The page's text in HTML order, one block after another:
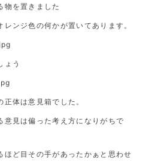
物を置きました
ンジ色の何かが置いてあります。
ょう
体は意見箱でした。
意見は偏った考え方になりがちで
ほど目その手があったかぁと思わせ